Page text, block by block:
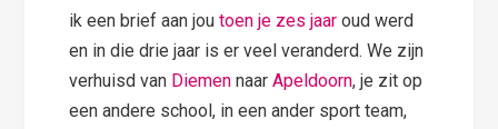
ik een brief aan joutoen je zes jaar oud werd
en in die drie jaar is er veel veranderd. We zijn
verhuisd van Diemen naarApeldoorn, je zit op
een andere school, in een ander sport team,